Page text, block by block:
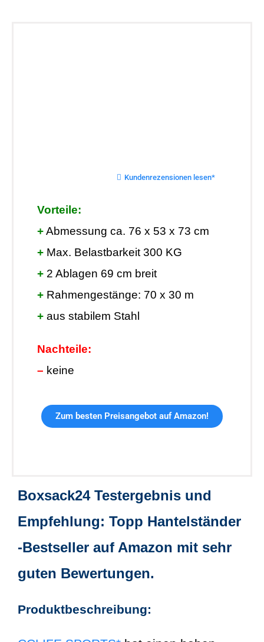
Kundenrezensionen lesen*
Vorteile:
+Abmessung ca. 76 x 53 x 73 cm
+ Max. Belastbarkeit 300 KG
+ 2 Ablagen 69 cm breit
+ Rahmengestänge: 70 x 30 m
+ aus stabilem Stahl
Nachteile:
– keine
Zum besten Preisangebot auf Amazon!
Boxsack24 Testergebnis und
Empfehlung: Topp Hantelständer
-Bestseller auf Amazon mit sehr
guten Bewertungen.
Produktbeschreibung: